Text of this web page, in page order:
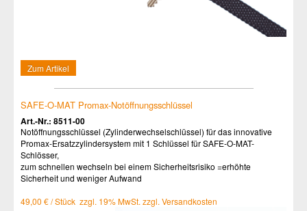
Zum Artikel
SAFE-O-MAT Promax-Notöffnungsschlüssel
Art.-Nr.: 8511-00
Notöffnungsschlüssel (Zylinderwechselschlüssel) für das innovative
Promax-Ersatzzylindersystem mit 1 Schlüssel für SAFE-O-MAT-
Schlösser,
zum schnellen wechseln bei einem Sicherheitsrisiko =erhöhte
Sicherheit und weniger Aufwand
49,00 € / Stück zzgl. 19% MwSt. zzgl. Versandkosten